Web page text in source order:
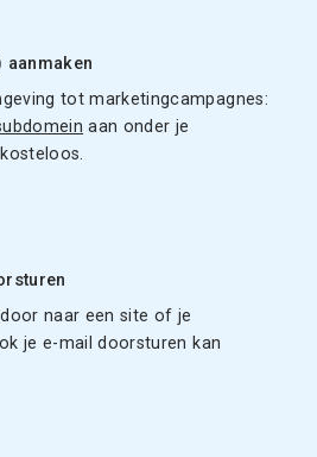
aanmaken
tot marketingcampagnes:
aan onder je
naar een site of je
je e-mail doorsturen kan